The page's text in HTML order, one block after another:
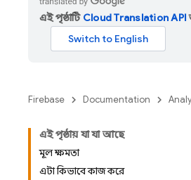
এই পৃষ্ঠাটি Cloud Translation API
Firebase Documentation
এই পৃষ্ঠায় যা যা আছে
মূল ক্ষমতা
এটা কিভাবে কাজ করে?